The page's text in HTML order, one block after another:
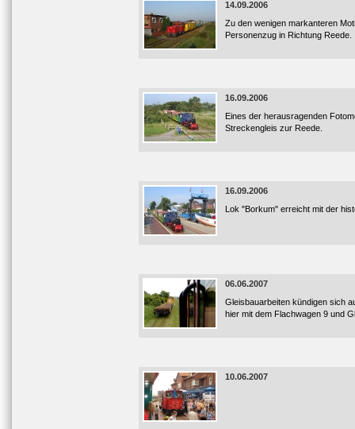
14.09.2006
Zu den wenigen markanteren
Personenzug in Richtung Reede.
16.09.2006
Eines der herausragenden
Streckengleis zur Reede.
16.09.2006
Lok "Borkum" erreicht mit der
06.06.2007
Gleisbauarbeiten kündigen sich
hier mit dem Flachwagen 9 und
10.06.2007